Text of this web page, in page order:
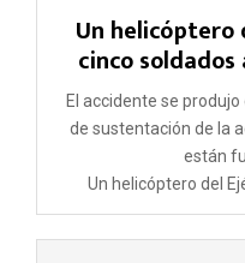
Un helicóptero
cinco
El accidente se
de sustentación de la
están
Un helicóptero del